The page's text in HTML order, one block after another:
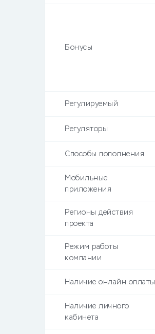
Бонусы
Регулируемый
Регуляторы
Способы пополнения
Мобильные
приложения
Регионы действия
проекта
Режим работы
компании
Наличие онлайн оплаты
Наличие личного
кабинета